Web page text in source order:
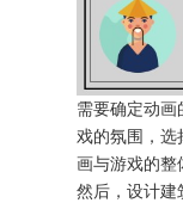
需要确定动画
戏的氛围，选
画与游戏的整
然后，设计建